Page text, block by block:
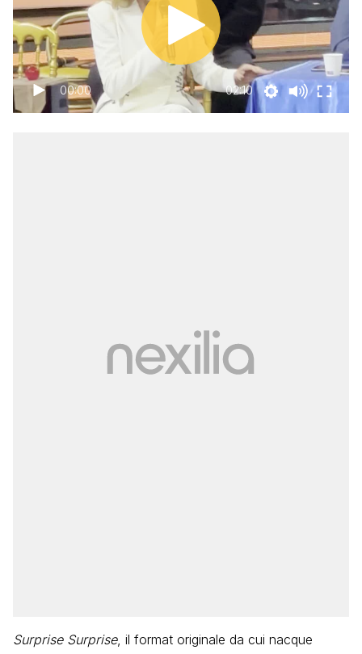
00:00 02:10
Surprise Surprise, il format originale da cui nacque